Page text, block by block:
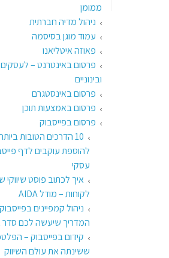
ממומן
ניהול מדיה חברתית
עמוד מוגן בסיסמה
פאוזה איטליאנו
פרסום באינטרנט –
ובינוניים
פרסום באינסטגרם
פרסום באמצעות תוכן
פרסום בפייסבוק
10 הדרכים הטובות ביותר
להוספת עוקבים לדף
עסקי
איך לכתוב פוסט שיווקי
לקוחות – מודל AIDA
ניהול קמפיינים
המדריך שיעשה לכם
קידום בפייסבוק –
ששינתה את עולם השיווק